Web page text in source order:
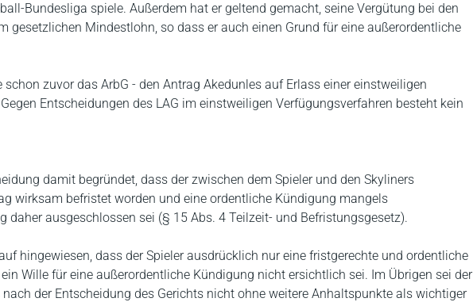
Bundesliga spiele. Außerdem hat er geltend gemacht, seine Vergütung bei den
gesetzlichen Mindestlohn, so dass er auch einen Grund für eine außerordentliche
schon zuvor das ArbG - den Antrag Akedunles auf Erlass einer einstweiligen
Entscheidungen des LAG im einstweiligen Verfügungsverfahren besteht kein
damit begründet, dass der zwischen dem Spieler und den Skyliners
wirksam befristet worden und eine ordentliche Kündigung mangels
daher ausgeschlossen sei (§ 15 Abs. 4 Teilzeit- und Befristungsgesetz).
hingewiesen, dass der Spieler ausdrücklich nur eine fristgerechte und ordentliche
Wille für eine außerordentliche Kündigung nicht ersichtlich sei. Im Übrigen sei der
der Entscheidung des Gerichts nicht ohne weitere Anhaltspunkte als wichtiger